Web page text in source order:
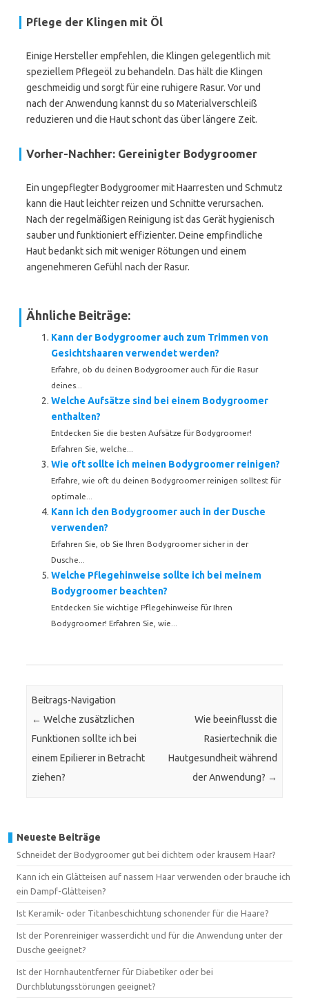
Pflege der Klingen mit Öl
Einige Hersteller empfehlen, die Klingen gelegentlich mit
speziellem Pflegeöl zu behandeln. Das hält die Klingen
geschmeidig und sorgt für eine ruhigere Rasur. Vor und
nach der Anwendung kannst du so Materialverschleiß
reduzieren und die Haut schont das über längere Zeit.
Vorher-Nachher: Gereinigter Bodygroomer
Ein ungepflegter Bodygroomer mit Haarresten und Schmutz
kann die Haut leichter reizen und Schnitte verursachen.
Nach der regelmäßigen Reinigung ist das Gerät hygienisch
sauber und funktioniert effizienter. Deine empfindliche
Haut bedankt sich mit weniger Rötungen und einem
angenehmeren Gefühl nach der Rasur.
Ähnliche Beiträge:
Kann der Bodygroomer auch zum Trimmen von
Gesichtshaaren verwendet werden?
Erfahre, ob du deinen Bodygroomer auch für die Rasur
deines...
Welche Aufsätze sind bei einem Bodygroomer
enthalten?
Entdecken Sie die besten Aufsätze für Bodygroomer!
Erfahren Sie, welche...
Wie oft sollte ich meinen Bodygroomer reinigen?
Erfahre, wie oft du deinen Bodygroomer reinigen solltest für
optimale...
Kann ich den Bodygroomer auch in der Dusche
verwenden?
Erfahren Sie, ob Sie Ihren Bodygroomer sicher in der
Dusche...
Welche Pflegehinweise sollte ich bei meinem
Bodygroomer beachten?
Entdecken Sie wichtige Pflegehinweise für Ihren
Bodygroomer! Erfahren Sie, wie...
Beitrags-Navigation
← Welche zusätzlichen
Funktionen sollte ich bei
einem Epilierer in Betracht
ziehen?
Wie beeinflusst die
Rasiertechnik die
Hautgesundheit während
der Anwendung? →
Neueste Beiträge
Schneidet der Bodygroomer gut bei dichtem oder krausem Haar?
Kann ich ein Glätteisen auf nassem Haar verwenden oder brauche ich
ein Dampf-Glätteisen?
Ist Keramik- oder Titanbeschichtung schonender für die Haare?
Ist der Porenreiniger wasserdicht und für die Anwendung unter der
Dusche geeignet?
Ist der Hornhautentferner für Diabetiker oder bei
Durchblutungsstörungen geeignet?